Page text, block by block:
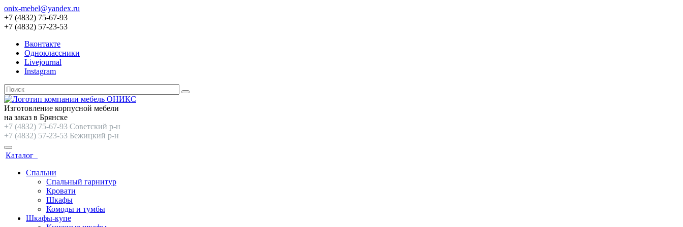
onix-mebel@yandex.ru
+7 (4832) 75-67-93
+7 (4832) 57-23-53
Вконтакте
Одноклассники
Livejournal
Instagram
Изготовление корпусной мебели
на заказ в Брянске
+7 (4832) 75-67-93 Советский р-н
+7 (4832) 57-23-53 Бежицкий р-н
Каталог
Спальни
Спальный гарнитур
Кровати
Шкафы
Комоды и тумбы
Шкафы-купе